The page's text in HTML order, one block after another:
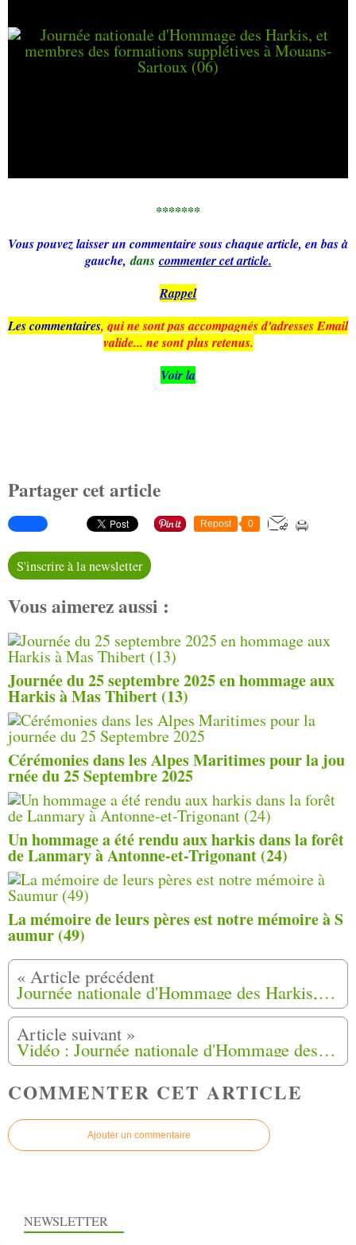
*******
Vous pouvez laisser un commentaire sous chaque article, en bas à
gauche,dans commenter cet article.
Rappel
Les commentaires, qui ne sont pas accompagnés d'adresses Email
valide... ne sont plus retenus.
Voir la
Partager cet article
Repost 0
S'inscrire à la newsletter
Vous aimerez aussi :
Journée du 25 septembre 2025 en hommage aux
Harkis à Mas Thibert (13)
Cérémonies dans les Alpes Maritimes pour la jou
rnée du 25 Septembre 2025
Un hommage a été rendu aux harkis dans la forêt
de Lanmary à Antonne-et-Trigonant (24)
La mémoire de leurs pères est notre mémoire à S
aumur (49)
Journée nationale d'Hommage des Harkis, et membres des formations supplétives à Saumur (49)
Vidéo : Journée nationale d'Hommage des Harkis, et membres des formations supplétives à Périgueux (24)
COMMENTER CET ARTICLE
Ajouter un commentaire
NEWSLETTER